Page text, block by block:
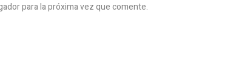
para la próxima vez que comente.